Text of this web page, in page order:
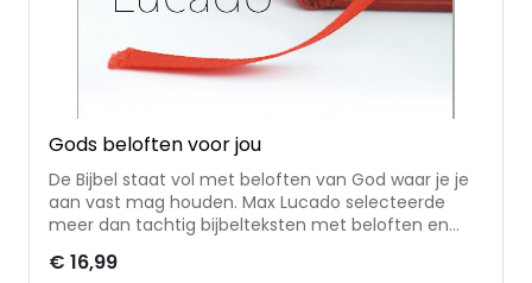
Gods beloften voor jou
De Bijbel staat vol met beloften van God waar je je
aan vast mag houden. Max Lucado selecteerde
meer dan tachtig bijbelteksten met beloften en
elke-dagboekje dat uitnodigt om weg te geven.
€ 16,99